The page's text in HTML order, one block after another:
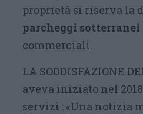
proprietà si riserva la
parcheggi sotterranei
commerciali.
LA SODDISFAZIONE
aveva iniziato nel
servizi : «Una notizia